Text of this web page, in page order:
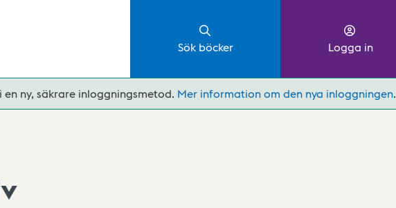
Sök böcker Logga in
en ny, säkrare inloggningsmetod. Mer information om den nya inloggningen.